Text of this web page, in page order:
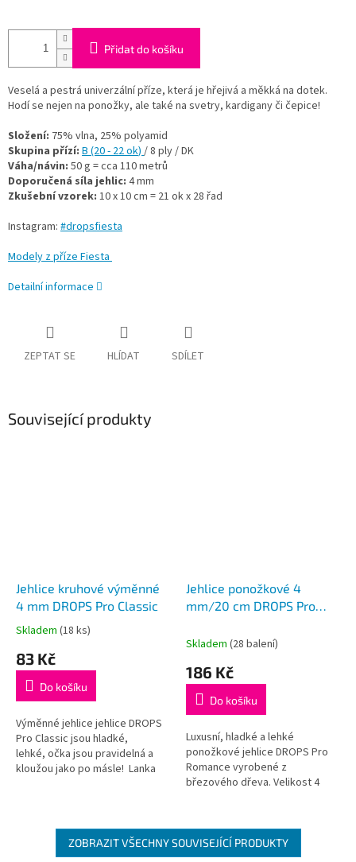
Přidat do košíku
Veselá a pestrá univerzální příze, která je hřejivá a měkká na dotek.
Hodí se nejen na ponožky, ale také na svetry, kardigany či čepice!
Složení: 75% vlna, 25% polyamid
Skupina přízí: B (20 - 22 ok)/ 8 ply / DK
Váha/návin: 50 g = cca 110 metrů
Doporučená síla jehlic: 4 mm
Zkušební vzorek: 10 x 10 cm = 21 ok x 28 řad
Instagram: #dropsfiesta
Modely z příze Fiesta
Detailní informace
ZEPTAT SE HLÍDAT SDÍLET
Související produkty
Jehlice kruhové výměnné
4 mm DROPS Pro Classic
Průměrné
produktu
5,0
5
hvězdiček.
Skladem (18 ks)
83 Kč
Do košíku
Výměnné jehlice jehlice DROPS
Pro Classic jsou hladké,
lehké, očka jsou pravidelná a
kloužou jako po másle! Lanka
Jehlice ponožkové 4
mm/20 cm DROPS Pro
Skladem (28 balení)
186 Kč
Do košíku
Luxusní, hladké a lehké
ponožkové jehlice DROPS Pro
Romance vyrobené z
březového dřeva. Velikost 4
ZOBRAZIT VŠECHNY SOUVISEJÍCÍ PRODUKTY